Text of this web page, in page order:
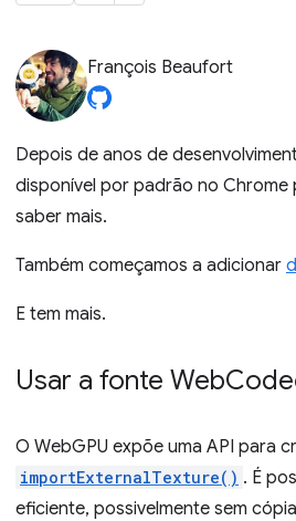
François Beaufort
Depois de anos de
disponível por padrão no Chrome
saber mais.
Também começamos a adicionar
E tem mais.
Usar a fonte Web
O WebGPU expõe uma API para
importExternalTexture() . É
eficiente, possivelmente sem